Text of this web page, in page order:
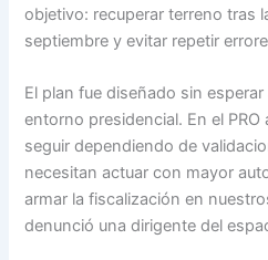
objetivo: recuperar terreno tras
septiembre y evitar repetir
El plan fue diseñado sin
entorno presidencial. En el
seguir dependiendo de
necesitan actuar con mayor
armar la fiscalización en
denunció una dirigente del